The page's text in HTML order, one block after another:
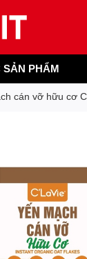
SẢN PHẨM
cán vỡ hữu cơ